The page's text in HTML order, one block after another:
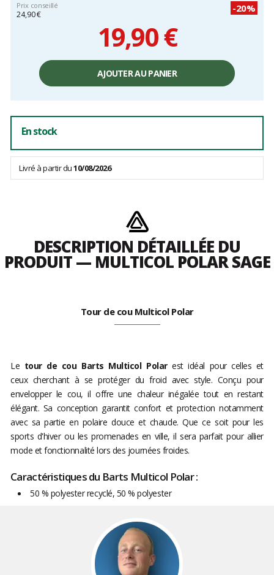
Prix conseillé
24,90 €
-20%
19,90 €
unitaire,
AJOUTER AU PANIER
En stock
Livré à partir du10/08/2026
DESCRIPTION DÉTAILLÉE DU
PRODUIT — MULTICOL POLAR SAGE
Tour de cou Multicol Polar
Le tour de cou Barts Multicol Polarest idéal pour celles et
ceux cherchant à se protéger du froid avec style. Conçu pour
envelopper le cou, il offre une chaleur inégalée tout en restant
élégant. Sa conception garantit confort et protection notamment
avec sa partie en polaire douce et chaude. Que ce soit pour les
sports d'hiver ou les promenades en ville, il sera parfait pour allier
mode et fonctionnalité lors des journées froides.
Caractéristiques du Barts Multicol Polar :
50 % polyester recyclé, 50 % polyester